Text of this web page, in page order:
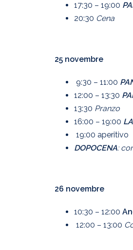
17:30 – 19:00
20:30 Cena
25 novembre
9:30 – 11:00
12:00 – 13:30
13:30 Pranzo
16:00 – 19:00
19:00 aperitivo
DOPOCENA:
26 novembre
10:30 – 12:00
12:00 – 13:00